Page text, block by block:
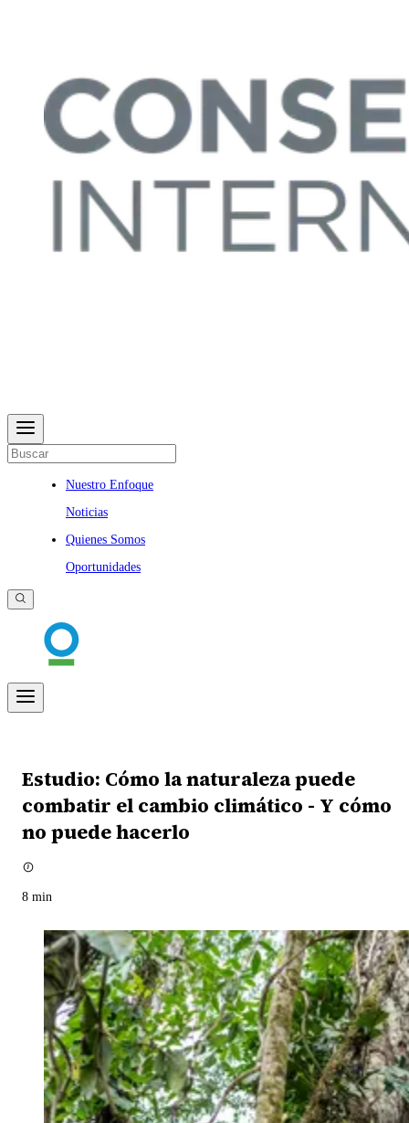
Nuestro Enfoque
Noticias
Quienes Somos
Oportunidades
Estudio: Cómo la naturaleza puede
combatir el cambio climático - Y cómo
no puede hacerlo
8 min